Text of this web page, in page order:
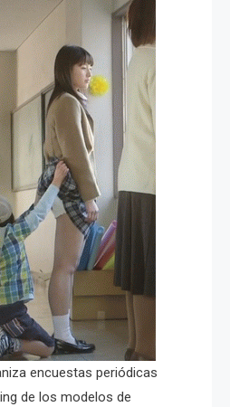
encuestas periódicas
de los modelos de